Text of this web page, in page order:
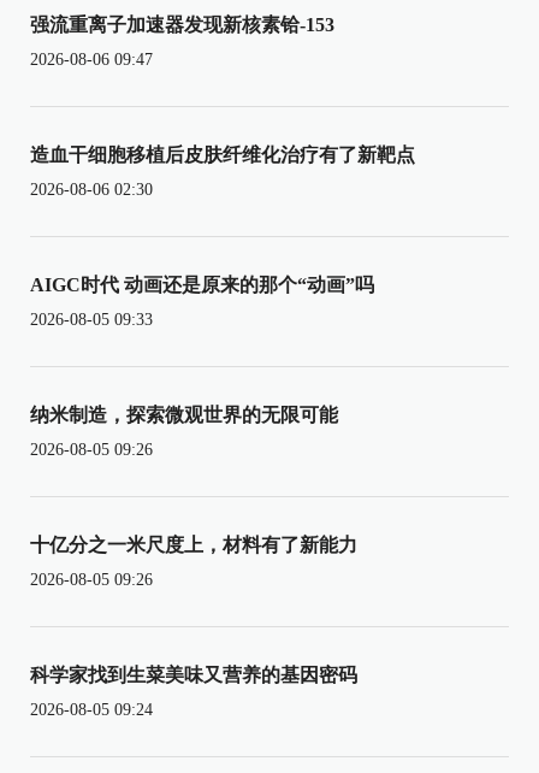
强流重离子加速器发现新核素铪-153
2026-08-06 09:47
造血干细胞移植后皮肤纤维化治疗有了新靶点
2026-08-06 02:30
AIGC时代 动画还是原来的那个“动画”吗
2026-08-05 09:33
纳米制造，探索微观世界的无限可能
2026-08-05 09:26
十亿分之一米尺度上，材料有了新能力
2026-08-05 09:26
科学家找到生菜美味又营养的基因密码
2026-08-05 09:24